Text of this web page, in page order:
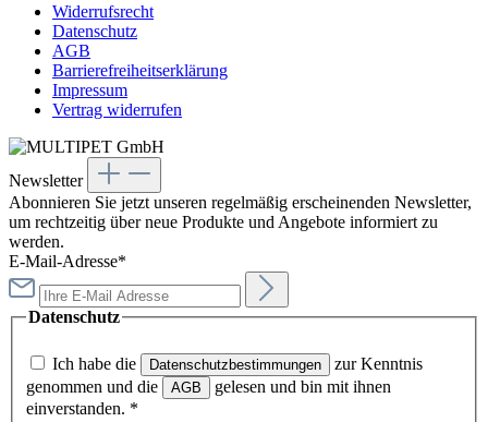
Widerrufsrecht
Datenschutz
AGB
Barrierefreiheitserklärung
Impressum
Vertrag widerrufen
Newsletter
Abonnieren Sie jetzt unseren regelmäßig erscheinenden Newsletter,
um rechtzeitig über neue Produkte und Angebote informiert zu
werden.
E-Mail-Adresse*
Datenschutz
Ich habe die Datenschutzbestimmungen
zur Kenntnis
genommen und die
AGB
gelesen und bin mit ihnen
einverstanden. *